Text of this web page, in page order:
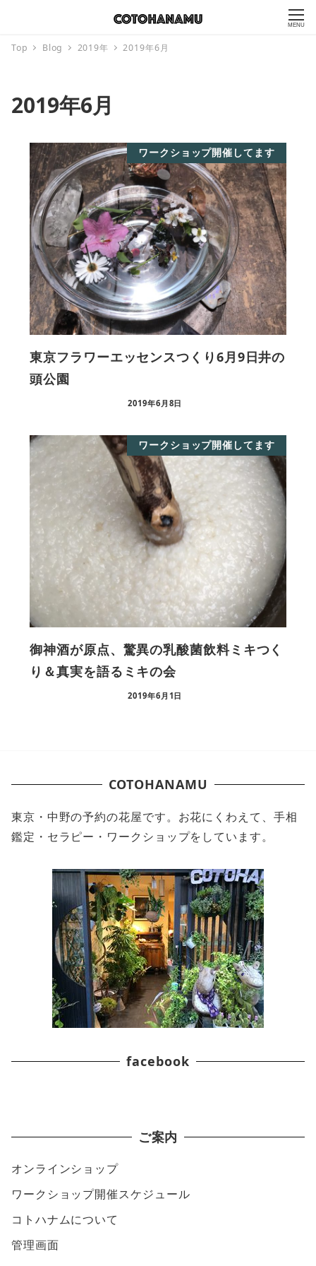
MENU
Top Blog 2019年 2019年6月
2019年6月
ワークショップ開催してます
東京フラワーエッセンスつくり6月9日井の
頭公園
2019年6月8日
ワークショップ開催してます
御神酒が原点、驚異の乳酸菌飲料ミキつく
り＆真実を語るミキの会
2019年6月1日
COTOHANAMU
東京・中野の予約の花屋です。お花にくわえて、手相
鑑定・セラピー・ワークショップをしています。
facebook
ご案内
オンラインショップ
ワークショップ開催スケジュール
コトハナムについて
管理画面